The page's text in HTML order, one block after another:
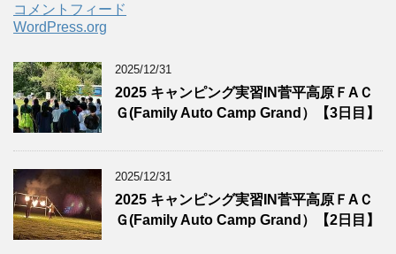
コメントフィード
WordPress.org
2025/12/31
2025 キャンピング実習IN菅平高原ＦAＣ
Ｇ(Family Auto Camp Grand）【3日目】
2025/12/31
2025 キャンピング実習IN菅平高原ＦAＣ
Ｇ(Family Auto Camp Grand）【2日目】